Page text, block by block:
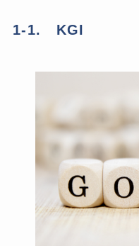
1-1. KGI